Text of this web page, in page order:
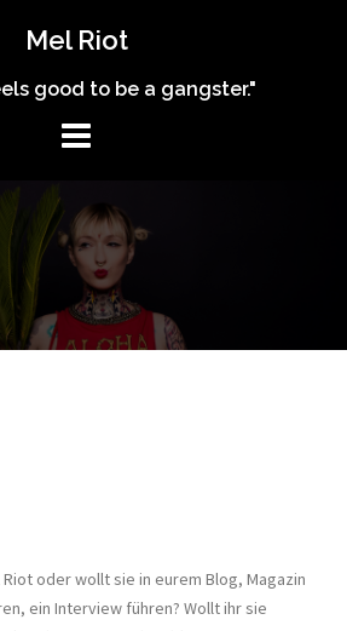
Mel Riot
good to be a gangster."
oder wollt sie in eurem Blog, Magazin
ein Interview führen? Wollt ihr sie